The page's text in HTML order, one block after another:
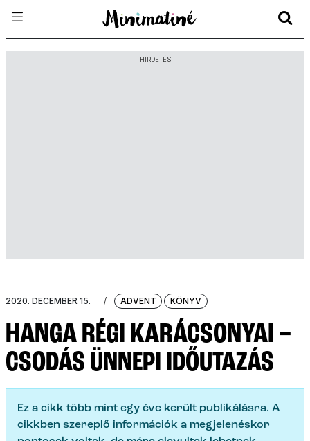
HIRDETÉS
2020. DECEMBER 15. / ADVENT KÖNYV
HANGA RÉGI KARÁCSONYAI –
CSODÁS ÜNNEPI IDŐUTAZÁS
Ez a cikk több mint egy éve került publikálásra. A
cikkben szereplő információk a megjelenéskor